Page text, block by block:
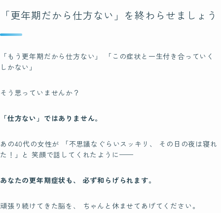
「更年期だから仕方ない」を終わらせましょう
「もう更年期だから仕方ない」 「この症状と一生付き合っていく
しかない」
そう思っていませんか？
「仕方ない」ではありません。
あの40代の女性が 「不思議なぐらいスッキリ、 その日の夜は寝れ
た！」と 笑顔で話してくれたように——
あなたの更年期症状も、 必ず和らげられます。
頑張り続けてきた脳を、 ちゃんと休ませてあげてください。